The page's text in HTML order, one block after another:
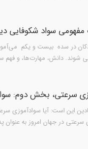
مفهومی سواد
در سده بیست و یکم
شوند. دانش، مهارت‌ها، و فهم
سرعتی، بخش دوم:
این است: آیا سوادآموزی
سرعتی در جهان امروز به